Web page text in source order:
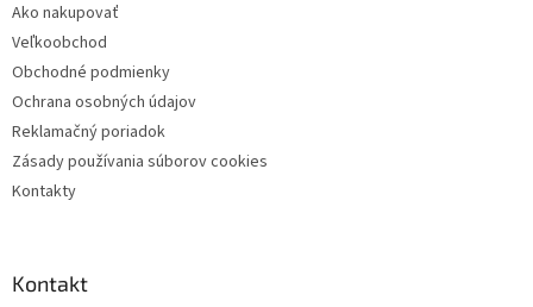
Ako nakupovať
Veľkoobchod
Obchodné podmienky
Ochrana osobných údajov
Reklamačný poriadok
Zásady používania súborov cookies
Kontakty
Kontakt